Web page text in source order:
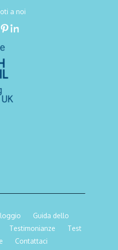
a noi
Guida dello
Testimonianze
Test
Contattaci